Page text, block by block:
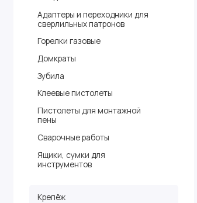
Адаптеры и переходники для
сверлильных патронов
Горелки газовые
Домкраты
Зубила
Клеевые пистолеты
Пистолеты для монтажной
пены
Сварочные работы
Ящики, сумки для
инструментов
Крепёж